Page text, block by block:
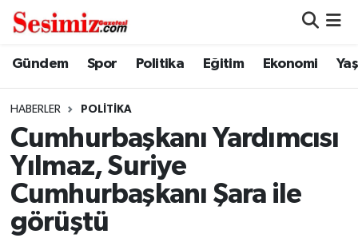
Gündem Spor Politika Eğitim Ekonomi
HABERLER POLITIKA
Cumhurbaşkanı Yardımcısı
Yılmaz, Suriye
Cumhurbaşkanı Şara ile
görüştü
Dünya
Ekonomi
Genel
Gündem
Nöbetçi Eczaneler
Hava Durumu
Namaz Vakitleri
Trafik Durumu
Süper Lig Puan Durumu ve Fikstür